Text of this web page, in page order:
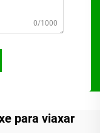
0/1000
para viaxar